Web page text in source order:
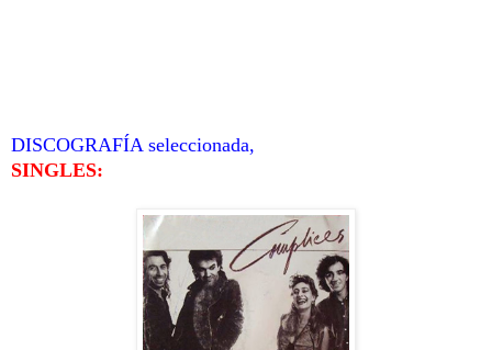
DISCOGRAFÍA seleccionada,
SINGLES: